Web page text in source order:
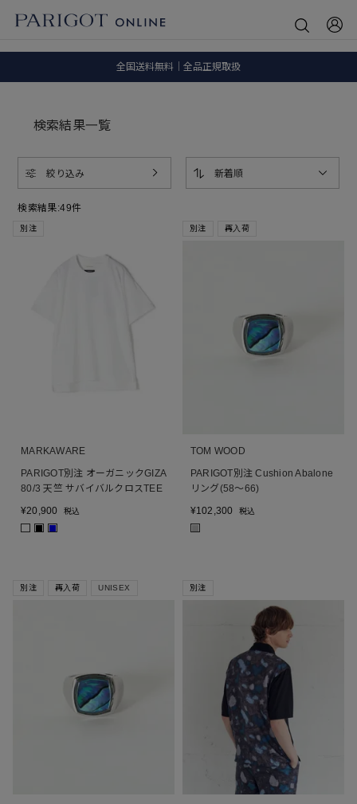
全国送料無料｜全品正規取扱
検索結果一覧
検索結果:49件
絞り込み 新着順
別注
MARKAWARE
PARIGOT別注 オーガニックGIZA
80/3 天竺 サバイバルクロスTEE
¥20,900 税込
別注 再入荷
TOM WOOD
PARIGOT別注 Cushion Abalone
リング(58～66)
¥102,300 税込
別注 再入荷 UNISEX 別注